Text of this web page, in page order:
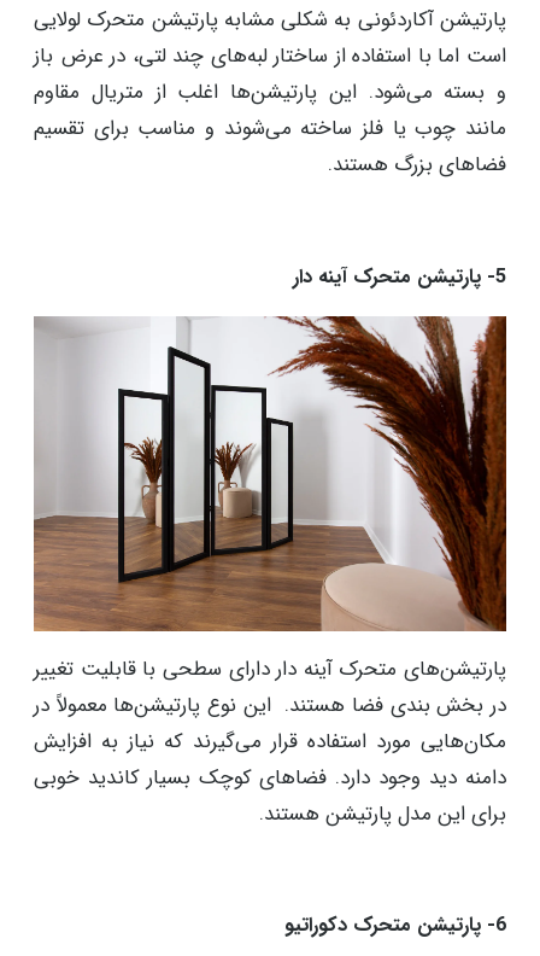
پارتیشن آکاردئونی به شکلی مشابه پارتیشن متحرک لولایی
است اما با استفاده از ساختار لبه‌های چند لتی، در عرض باز
و بسته می‌شود. این پارتیشن‌ها اغلب از متریال مقاوم
مانند چوب یا فلز ساخته می‌شوند و مناسب برای تقسیم
فضاهای بزرگ هستند.
پارتیشن‌های متحرک آینه دار دارای سطحی با قابلیت تغییر
در بخش بندی فضا هستند. این نوع پارتیشن‌ها معمولاً در
مکان‌هایی مورد استفاده قرار می‌گیرند که نیاز به افزایش
دامنه دید وجود دارد. فضاهای کوچک بسیار کاندید خوبی
برای این مدل پارتیشن هستند.